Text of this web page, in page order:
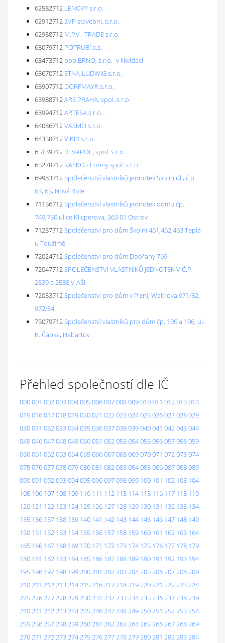
62582712 LENOXY s.r.o.
62912712SVP stavební, s.r.o.
62958712 M.P.V.- TRADE s.r.o.
63079712 POTRUBÍ a.s.
63473712 bop BRNO, s.r.o.- v likvidaci
63670712 ETNA-LUDWIG s.r.o.
63907712 DORFMAYR s.r.o.
63988712ARS PRAHA, spol. s r.o.
63994712ARTESA s.r.o.
64086712VASMO s.r.o.
64358712VIKIR s.r.o.
65139712 REVAPOL, spol. s r.o.
65278712 KASKO - Formy spol. s r.o.
69983712Společenství vlastníků jednotek Školní ul., č.p.
63, 65, Nová Role
71156712Společenství vlastníků jednotek domu čp.
749,750 ulice Klicperova, 363 01 Ostrov
71237712Společenství pro dům Školní 461,462,463 Teplá
u Toužimě
72024712Společenství pro dům Dobřany 769
72047712SPOLEČENSTVÍ VLASTNÍKŮ JEDNOTEK V Č.P.
2539 a 2538 V AŠI
72053712Společenství pro dům v Plzni, Waltrova 971/32,
972/34
75079712Společenství vlastníků pro dům čp. 105 a 106, ul.
K. Čapka, Habartov
Přehled společností dle IČ
000001 002003004005006007008009010011 012013014
015016017018019020021 022023024025026027028029
030031 032033034035036037038039040041 042043044
045046047048049050051 052053054055056057058059
060061 062063064065066067068069070071 072073074
075076077078079080081 082083084085086087088089
090091 092093094095096097098099 100 101 102 103 104
105 106 107 108 109 110 111 112 113 114 115 116 117 118 119
120 121 122 123 124 125 126 127 128 129 130 131 132 133 134
135 136 137 138 139 140 141 142 143 144 145 146 147 148 149
150 151 152 153 154 155 156 157 158 159 160 161 162 163 164
165 166 167 168 169 170 171 172 173 174 175 176 177 178 179
180 181 182 183 184 185 186 187 188 189 190 191 192 193 194
195 196 197 198 199200201 202203204205206207208209
210211 212213214215216217218219220221 222223224
225226227228229230231 232233234235236237238239
240241 242243244245246247248249250251 252253254
255256257258259260261 262263264265266267268269
270271 272273274275276277278279280281 282283284